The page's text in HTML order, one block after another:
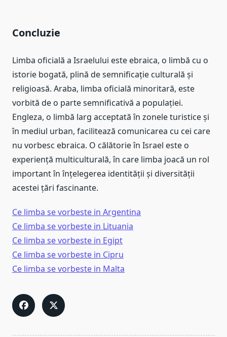
Concluzie
Limba oficială a Israelului este ebraica, o limbă cu o
istorie bogată, plină de semnificație culturală și
religioasă. Araba, limba oficială minoritară, este
vorbită de o parte semnificativă a populației.
Engleza, o limbă larg acceptată în zonele turistice și
în mediul urban, facilitează comunicarea cu cei care
nu vorbesc ebraica. O călătorie în Israel este o
experiență multiculturală, în care limba joacă un rol
important în înțelegerea identității și diversității
acestei țări fascinante.
Ce limba se vorbeste in Argentina
Ce limba se vorbeste in Lituania
Ce limba se vorbeste in Egipt
Ce limba se vorbeste in Cipru
Ce limba se vorbeste in Malta